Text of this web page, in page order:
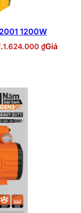
1200W
1.624.000 ₫Giá